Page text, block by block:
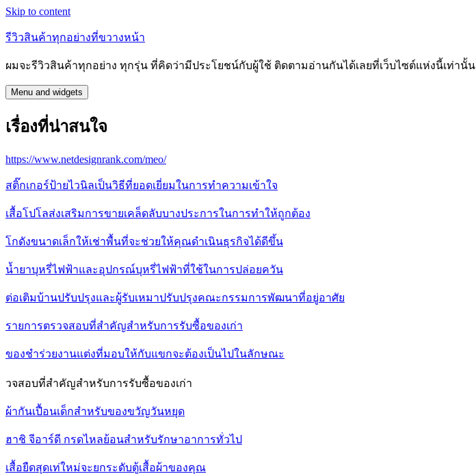
Skip to content
รีวิวสินค้าทุกอย่างที่ขวางหน้า
ผมจะรีวิวสินค้าทุกอย่าง ทุกรุ่น ที่คิดว่ามีประโยชน์กับผู้ใช้ ติดตามอ่านกันได้เลยที่เว็บไซต์แห่งนี้เท่านั้น
Menu and widgets
เรื่องที่น่าสนใจ
https://www.netdesignrank.com/meo/
สติ๊กเกอร์ป้ายไวนิลเป็นวิธีที่ยอดเยี่ยมในการทำความเข้าใจ
เสื้อโปโลส่งเสริมการขายเคล็ดลับบางประการในการทำให้ถูกต้อง
โกดังขนาดเล็กให้เช่าพื้นที่จะช่วยให้คุณดำเนินธุรกิจได้ดีขึ้น
น้ำยาบุหรี่ไฟฟ้าและอุปกรณ์บุหรี่ไฟฟ้าที่ใช้ในการปล่อยควัน
ต่อเติมบ้านปรับปรุงและผู้รับเหมาปรับปรุงคณะกรรมการพัฒนาที่อยู่อาศัย
รายการตรวจสอบที่สำคัญสำหรับการรับซื้อของเก่า
ของชำร่วยงานแต่งที่มอบให้กับแขกจะต้องเป็นไปในลักษณะ
วจสอบที่สำคัญสำหรับการรับซื้อของเก่า
ผ้ากันเปื้อนเด็กสำหรับของขวัญวันหยุด
ฮาชิ จีอาร์ดี กรดไหลย้อนสำหรับรักษาอาการทั่วไป
เสื้อยืดสุดเท่ใหม่จะยกระดับตู้เสื้อผ้าของคุณ